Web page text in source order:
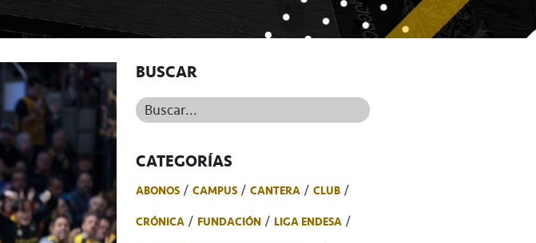
BUSCAR
Buscar...
CATEGORÍAS
ABONOS CAMPUS CANTERA
CLUB
CRÓNICA
FUNDACIÓN
LIGA ENDESA